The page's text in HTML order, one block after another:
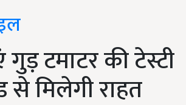
टमाटर की टेस्टी
से मिलेगी राहत